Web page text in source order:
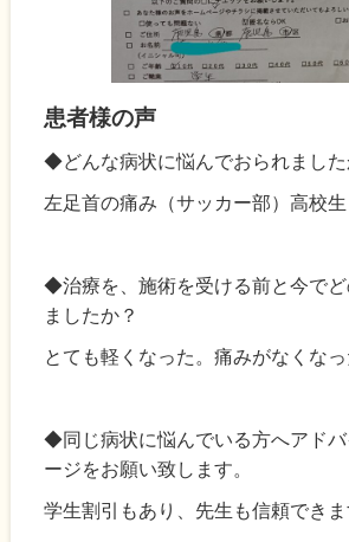
患者様の声
◆どんな病状に悩んでおられました
左足首の痛み（サッカー部）高校生
◆治療を、施術を受ける前と今でど
ましたか？
とても軽くなった。痛みがなくなっ
◆同じ病状に悩んでいる方へアド
ージをお願い致します。
学生割引もあり、先生も信頼できま